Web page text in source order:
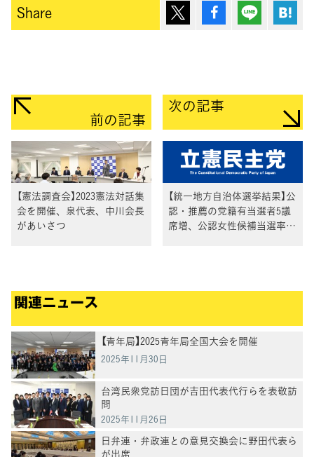
Share ポスト シェア Lineで送
前の記事
【憲法調査会】2023憲法対話集
会を開催、泉代表、中川会長
があいさつ
次の記事
【統一地方自治体選挙結果】公
認・推薦の党籍有当選者5議
席増、公認女性候補当選率
関連ニュース
【青年局】2025青年局全国大会を開催
2025年11月30日
台湾民衆党訪日団が吉田代表代行らを表敬訪
問
2025年11月26日
日弁連・弁政連との意見交換会に野田代表ら
が出席